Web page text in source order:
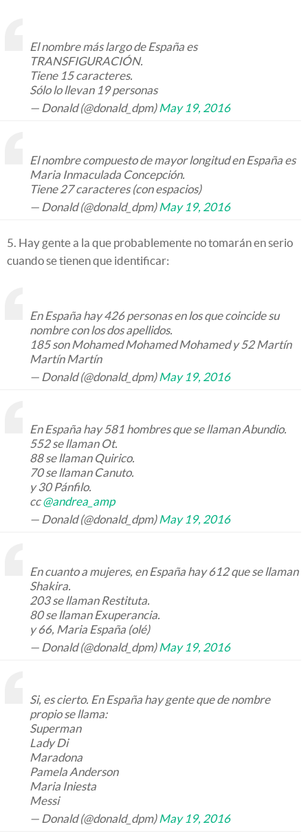
El nombre más largo de España es
TRANSFIGURACIÓN.
Tiene 15 caracteres.
Sólo lo llevan 19 personas
— Donald (@donald_dpm)May 19, 2016
El nombre compuesto de mayor longitud en España es
Maria Inmaculada Concepción.
Tiene 27 caracteres (con espacios)
— Donald (@donald_dpm)May 19, 2016
5. Hay gente a la que probablemente no tomarán en serio
cuando se tienen que identificar:
En España hay 426 personas en los que coincide su
nombre con los dos apellidos.
185 son Mohamed Mohamed Mohamed y 52 Martín
Martín Martín
— Donald (@donald_dpm)May 19, 2016
En España hay 581 hombres que se llaman Abundio.
552 se llaman Ot.
88 se llaman Quirico.
70 se llaman Canuto.
y 30 Pánfilo.
cc@andrea_amp
— Donald (@donald_dpm)May 19, 2016
En cuanto a mujeres, en España hay 612 que se llaman
Shakira.
203 se llaman Restituta.
80 se llaman Exuperancia.
y 66, Maria España (olé)
— Donald (@donald_dpm)May 19, 2016
Si, es cierto. En España hay gente que de nombre
propio se llama:
Superman
Lady Di
Maradona
Pamela Anderson
Maria Iniesta
Messi
— Donald (@donald_dpm)May 19, 2016